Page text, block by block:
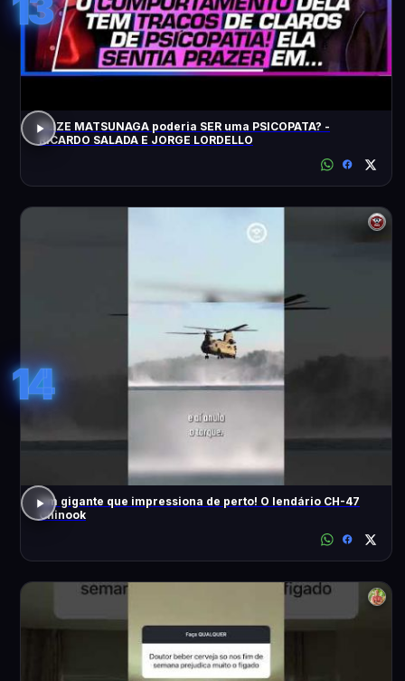
ELIZE MATSUNAGA poderia SER uma PSICOPATA? -
RICARDO SALADA E JORGE LORDELLO
14
Um gigante que impressiona de perto! O lendário CH-47
Chinook